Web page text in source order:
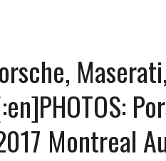
Montreal